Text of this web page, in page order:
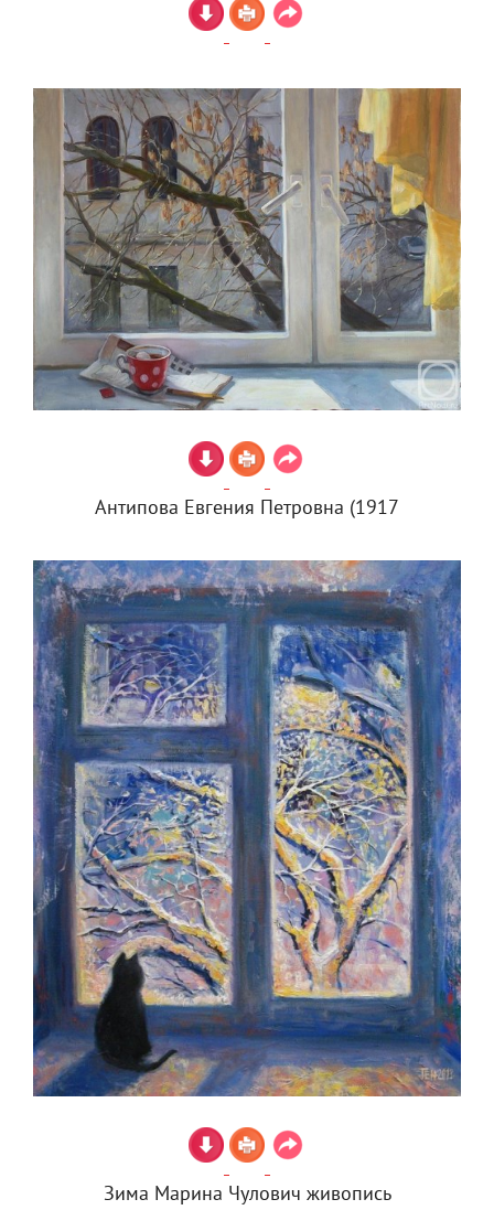
Антипова Евгения Петровна (1917
Зима Марина Чулович живопись